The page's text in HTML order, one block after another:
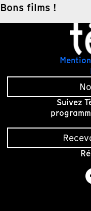
Bons films !
Suivez